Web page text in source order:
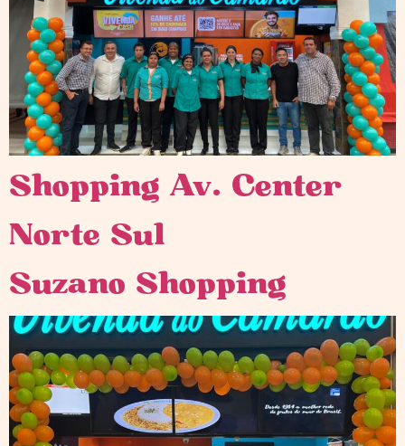
Shopping Av. Center
Norte Sul
Suzano Shopping